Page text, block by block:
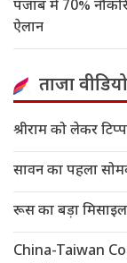
पंजाब में 70%
ऐलान
ताजा वीडियो
श्रीराम को लेकर
सावन का पहला
रूस का बड़ा
China-Taiwan